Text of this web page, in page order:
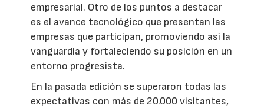
empresarial. Otro de los puntos a destacar
es el avance tecnológico que presentan las
empresas que participan, promoviendo así la
vanguardia y fortaleciendo su posición en un
entorno progresista.
En la pasada edición se superaron todas las
expectativas con más de 20.000 visitantes,